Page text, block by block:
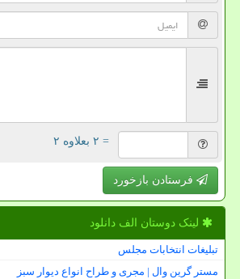
= ۲ بعلاوه ۲
فرستادن بازخورد
لینک دوستان الف دانلود
تبلیغات انتخابات مجلس
مستر گرین وال | مجری و طراح انواع دیوار سبز